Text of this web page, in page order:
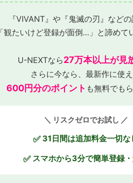
『VIVANT』や『鬼滅の刃』などの
「観たいけど登録が面倒…」と諦めて
U-NEXTなら27万本以上が見
さらに今なら、最新作に使
600円分のポイント も無料でも
＼ リスクゼロでお試し ／
✅31日間は追加料金一切な
✅スマホから3分で簡単登録